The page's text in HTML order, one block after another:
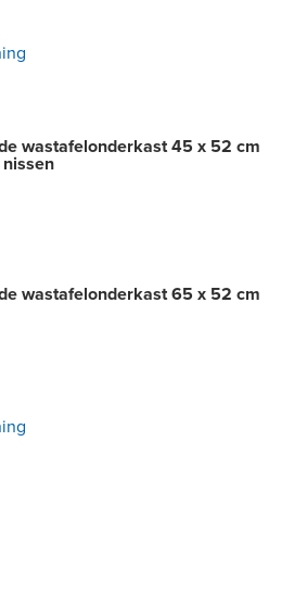
wastafelonderkast 45 x 52 cm
wastafelonderkast 65 x 52 cm